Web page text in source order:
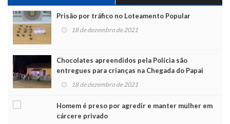
Prisão por tráfico no Loteamento Popular
18 de dezembro de 2021
Chocolates apreendidos pela Polícia são
entregues para crianças na Chegada do Papai
Noel
18 de dezembro de 2021
Homem é preso por agredir e manter mulher em
cárcere privado